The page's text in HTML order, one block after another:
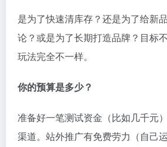
是为了快速清库存？还是为了给新
论？或是为了长期打造品牌？目标
玩法完全不一样。
你的预算是多少？
准备好一笔测试资金（比如几千元
渠道。站外推广有免费劳力（自己